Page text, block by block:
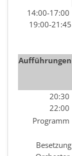
14:00-17:00
19:00-21:45
Aufführungen
20:30
22:00
Programm
Besetzung